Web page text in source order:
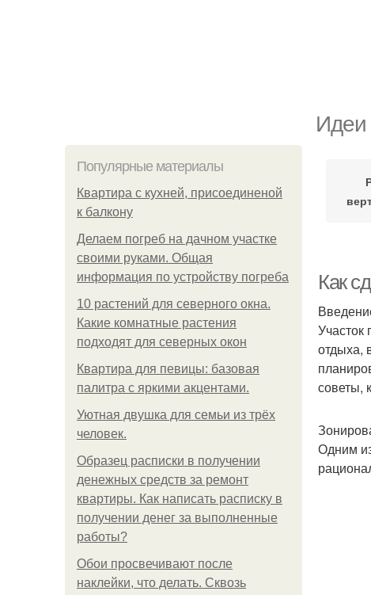
Идеи
Популярные материалы
Квартира с кухней, присоединеной
к балкону
Делаем погреб на дачном участке
своими руками. Общая
информация по устройству погреба
10 растений для северного окна.
Какие комнатные растения
подходят для северных окон
Квартира для певицы: базовая
палитра с яркими акцентами.
Уютная двушка для семьи из трёх
человек.
Образец расписки в получении
денежных средств за ремонт
квартиры. Как написать расписку в
получении денег за выполненные
работы?
Обои просвечивают после
наклейки, что делать. Сквозь
Как
Участок
отдыха,
советы,
Одним